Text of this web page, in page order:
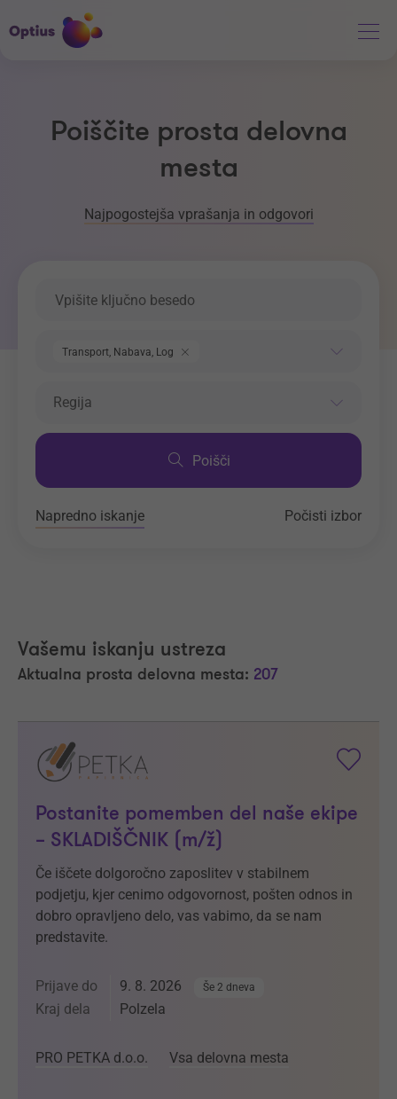
Poiščite prosta delovna
mesta
Najpogostejša vprašanja in odgovori
Transport, Nabava, Logistika
Regija
Poišči
Napredno iskanje Počisti izbor
Vašemu iskanju ustreza
Aktualna prosta delovna mesta: 207
Postanite pomemben del naše ekipe
– SKLADIŠČNIK (m/ž)
Če iščete dolgoročno zaposlitev v stabilnem
podjetju, kjer cenimo odgovornost, pošten odnos in
dobro opravljeno delo, vas vabimo, da se nam
predstavite.
Prijave do 9. 8. 2026 Še 2 dneva
Kraj dela Polzela
PRO PETKA d.o.o. Vsa delovna mesta